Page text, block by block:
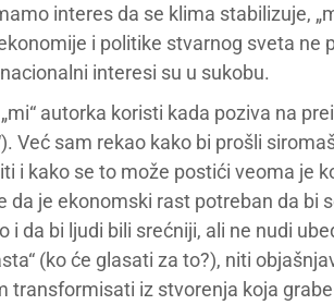
interes da se klima stabilizuje,
i politike stvarnog sveta ne
interesi su u sukobu.
autorka koristi kada poziva na
Već sam rekao kako bi prošli
i kako se to može postići veoma je
da je ekonomski rast potreban da bi
i da bi ljudi bili srećniji, ali ne nudi
(ko će glasati za to?), niti
transformisati iz stvorenja koja